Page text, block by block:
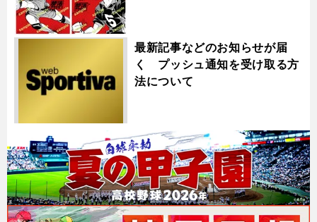
最新記事などのお知らせが届
く プッシュ通知を受け取る方
法について